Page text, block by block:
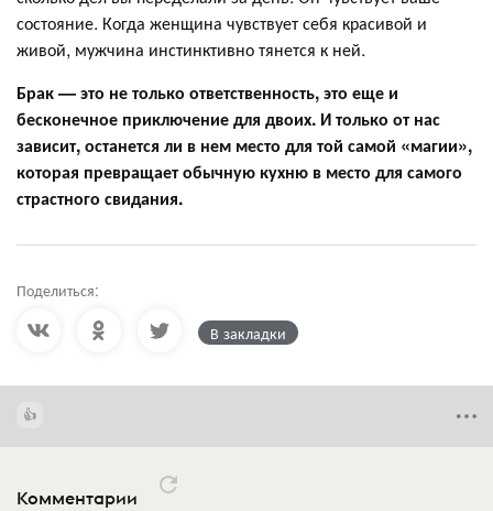
состояние. Когда женщина чувствует себя красивой и
живой, мужчина инстинктивно тянется к ней.
Брак — это не только ответственность, это еще и
бесконечное приключение для двоих. И только от нас
зависит, останется ли в нем место для той самой «магии»,
которая превращает обычную кухню в место для самого
страстного свидания.
Поделиться:
В закладки
Комментарии